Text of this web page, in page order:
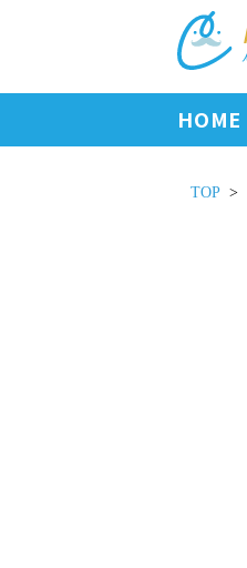
HOME
TOP